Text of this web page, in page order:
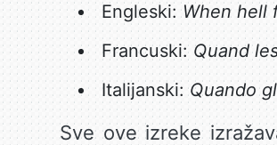
Engleski:When hell
Francuski: Quand
Italijanski:Quando
Sve ove izreke